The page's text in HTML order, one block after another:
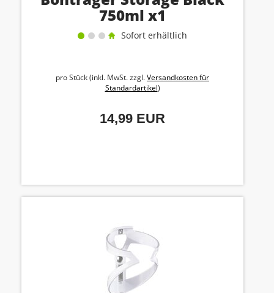
750ml x1
Sofort erhältlich
pro Stück (inkl. MwSt. zzgl.Versandkosten für
Standardartikel)
14,99 EUR